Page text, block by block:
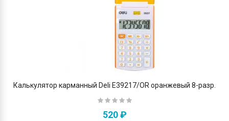
Калькулятор карманный Deli E39217/OR оранжевый 8-разр.
520 ₽